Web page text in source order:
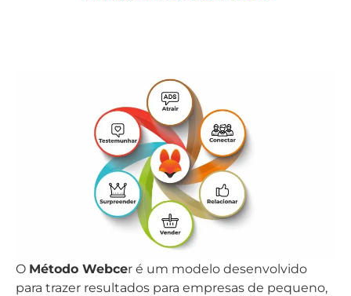
O Método Webcer é um modelo desenvolvido
para trazer resultados para empresas de pequeno,